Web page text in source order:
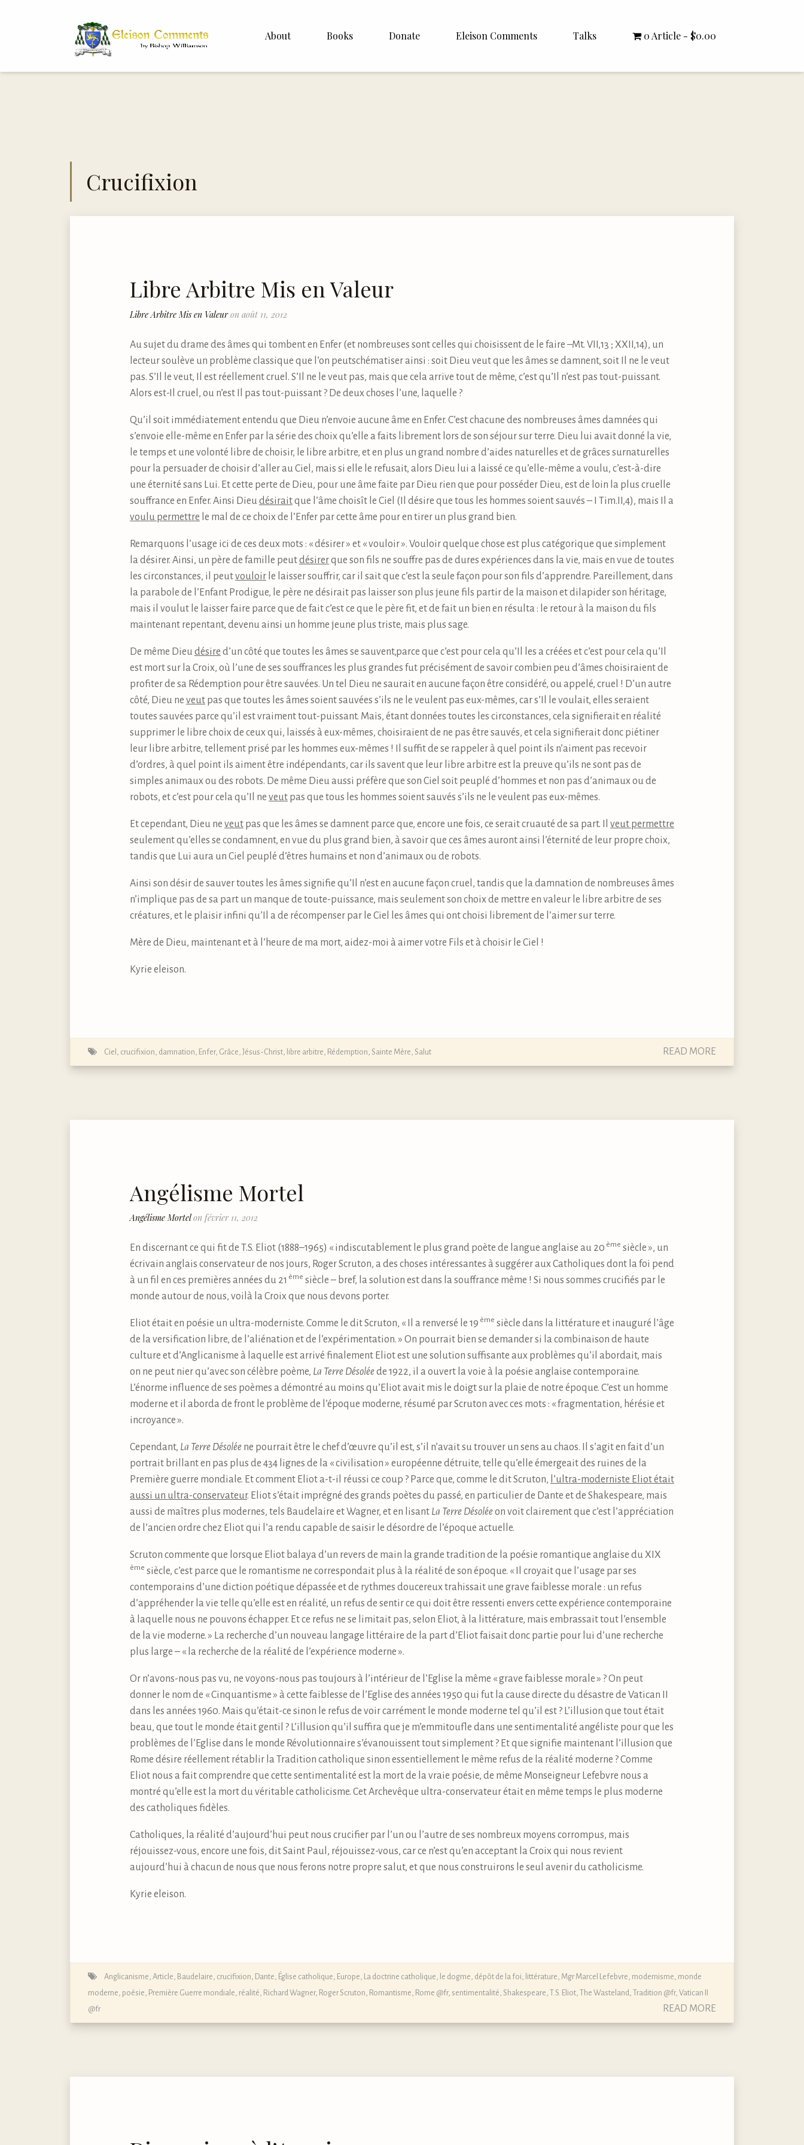
About Books Donate Eleison Comments
Italiano
Talks
Rector Letters
0 Article $0.00
Crucifixion
Libre Arbitre Mis en Valeur
Libre Arbitre Mis en Valeuron août 11, 2012
Au sujet du drame des âmes qui tombent en Enfer (et nombreuses sont celles qui choisissent de le faire –Mt. VII,13 ; XXII,14), un
lecteur soulève un problème classique que l’on peutschématiser ainsi : soit Dieu veut que les âmes se damnent, soit Il ne le veut
pas. S’Il le veut, Il est réellement cruel. S’Il ne le veut pas, mais que cela arrive tout de même, c’est qu’Il n’est pas tout-puissant.
Alors est-Il cruel, ou n’est Il pas tout-puissant ? De deux choses l’une, laquelle ?
Qu’il soit immédiatement entendu que Dieu n’envoie aucune âme en Enfer. C’est chacune des nombreuses âmes damnées qui
s’envoie elle-même en Enfer par la série des choix qu’elle a faits librement lors de son séjour sur terre. Dieu lui avait donné la vie,
le temps et une volonté libre de choisir, le libre arbitre, et en plus un grand nombre d’aides naturelles et de grâces surnaturelles
pour la persuader de choisir d’aller au Ciel, mais si elle le refusait, alors Dieu lui a laissé ce qu’elle-même a voulu, c’est-à-dire
une éternité sans Lui. Et cette perte de Dieu, pour une âme faite par Dieu rien que pour posséder Dieu, est de loin la plus cruelle
souffrance en Enfer. Ainsi Dieudésiraitque l’âme choisît le Ciel (Il désire que tous les hommes soient sauvés – I Tim.II,4), mais Il a
voulu permettre le mal de ce choix de l’Enfer par cette âme pour en tirer un plus grand bien.
Remarquons l’usage ici de ces deux mots : « désirer » et « vouloir ». Vouloir quelque chose est plus catégorique que simplement
la désirer. Ainsi, un père de famille peutdésirerque son fils ne souffre pas de dures expériences dans la vie, mais en vue de toutes
les circonstances, il peutvouloir le laisser souffrir, car il sait que c’est la seule façon pour son fils d’apprendre. Pareillement, dans
la parabole de l’Enfant Prodigue, le père ne désirait pas laisser son plus jeune fils partir de la maison et dilapider son héritage,
mais il voulut le laisser faire parce que de fait c’est ce que le père fit, et de fait un bien en résulta : le retour à la maison du fils
maintenant repentant, devenu ainsi un homme jeune plus triste, mais plus sage.
De même Dieudésire d’un côté que toutes les âmes se sauvent,parce que c’est pour cela qu’Il les a créées et c’est pour cela qu’Il
est mort sur la Croix, où l’une de ses souffrances les plus grandes fut précisément de savoir combien peu d’âmes choisiraient de
profiter de sa Rédemption pour être sauvées. Un tel Dieu ne saurait en aucune façon être considéré, ou appelé, cruel ! D’un autre
côté, Dieu ne veut pas que toutes les âmes soient sauvées s’ils ne le veulent pas eux-mêmes, car s’Il le voulait, elles seraient
toutes sauvées parce qu’il est vraiment tout-puissant. Mais, étant données toutes les circonstances, cela signifierait en réalité
supprimer le libre choix de ceux qui, laissés à eux-mêmes, choisiraient de ne pas être sauvés, et cela signifierait donc piétiner
leur libre arbitre, tellement prisé par les hommes eux-mêmes ! Il suffit de se rappeler à quel point ils n’aiment pas recevoir
d’ordres, à quel point ils aiment être indépendants, car ils savent que leur libre arbitre est la preuve qu’ils ne sont pas de
simples animaux ou des robots. De même Dieu aussi préfère que son Ciel soit peuplé d’hommes et non pas d’animaux ou de
robots, et c’est pour cela qu’Il ne veut pas que tous les hommes soient sauvés s’ils ne le veulent pas eux-mêmes.
Et cependant, Dieu ne veut pas que les âmes se damnent parce que, encore une fois, ce serait cruauté de sa part. Il veut permettre
seulement qu’elles se condamnent, en vue du plus grand bien, à savoir que ces âmes auront ainsi l’éternité de leur propre choix,
tandis que Lui aura un Ciel peuplé d’êtres humains et non d’animaux ou de robots.
Ainsi son désir de sauver toutes les âmes signifie qu’Il n’est en aucune façon cruel, tandis que la damnation de nombreuses âmes
n’implique pas de sa part un manque de toute-puissance, mais seulement son choix de mettre en valeur le libre arbitre de ses
créatures, et le plaisir infini qu’Il a de récompenser par le Ciel les âmes qui ont choisi librement de l’aimer sur terre.
Mère de Dieu, maintenant et à l’heure de ma mort, aidez-moi à aimer votre Fils et à choisir le Ciel !
Kyrie eleison.
Ciel crucifixion damnation Enfer, Grâce Jésus-Christ libre arbitre Rédemption Sainte Mère Salut READ MORE
Angélisme Mortel
Angélisme Mortelon février 11, 2012
En discernant ce qui fit de T.S. Eliot (1888–1965) « indiscutablement le plus grand poète de langue anglaise au 20 ème siècle », un
écrivain anglais conservateur de nos jours, Roger Scruton, a des choses intéressantes à suggérer aux Catholiques dont la foi pend
à un fil en ces premières années du 21 ème siècle – bref, la solution est dans la souffrance même ! Si nous sommes crucifiés par le
monde autour de nous, voilà la Croix que nous devons porter.
Eliot était en poésie un ultra-moderniste. Comme le dit Scruton, « Il a renversé le 19 ème siècle dans la littérature et inauguré l’âge
de la versification libre, de l’aliénation et de l’expérimentation. » On pourrait bien se demander si la combinaison de haute
culture et d’Anglicanisme à laquelle est arrivé finalement Eliot est une solution suffisante aux problèmes qu’il abordait, mais
on ne peut nier qu’avec son célèbre poème, La Terre Désoléede 1922, il a ouvert la voie à la poésie anglaise contemporaine.
L’énorme influence de ses poèmes a démontré au moins qu’Eliot avait mis le doigt sur la plaie de notre époque. C’est un homme
moderne et il aborda de front le problème de l’époque moderne, résumé par Scruton avec ces mots : « fragmentation, hérésie et
incroyance ».
Cependant, La Terre Désolée ne pourrait être le chef d’œuvre qu’il est, s’il n’avait su trouver un sens au chaos. Il s’agit en fait d’un
portrait brillant en pas plus de 434 lignes de la « civilisation » européenne détruite, telle qu’elle émergeait des ruines de la
Première guerre mondiale. Et comment Eliot a-t-il réussi ce coup ? Parce que, comme le dit Scruton, l’ultra-moderniste Eliot était
aussi un ultra-conservateur. Eliot s’était imprégné des grands poètes du passé, en particulier de Dante et de Shakespeare, mais
aussi de maîtres plus modernes, tels Baudelaire et Wagner, et en lisant La Terre Désoléeon voit clairement que c’est l’appréciation
de l’ancien ordre chez Eliot qui l’a rendu capable de saisir le désordre de l’époque actuelle.
Scruton commente que lorsque Eliot balaya d’un revers de main la grande tradition de la poésie romantique anglaise du XIX
ème siècle, c’est parce que le romantisme ne correspondait plus à la réalité de son époque. « Il croyait que l’usage par ses
contemporains d’une diction poétique dépassée et de rythmes doucereux trahissait une grave faiblesse morale : un refus
d’appréhender la vie telle qu’elle est en réalité, un refus de sentir ce qui doit être ressenti envers cette expérience contemporaine
à laquelle nous ne pouvons échapper. Et ce refus ne se limitait pas, selon Eliot, à la littérature, mais embrassait tout l’ensemble
de la vie moderne. » La recherche d’un nouveau langage littéraire de la part d’Eliot faisait donc partie pour lui d’une recherche
plus large – « la recherche de la réalité de l’expérience moderne ».
Or n’avons-nous pas vu, ne voyons-nous pas toujours à l’intérieur de l’Eglise la même « grave faiblesse morale » ? On peut
donner le nom de « Cinquantisme » à cette faiblesse de l’Eglise des années 1950 qui fut la cause directe du désastre de Vatican II
dans les années 1960. Mais qu’était-ce sinon le refus de voir carrément le monde moderne tel qu’il est ? L’illusion que tout était
beau, que tout le monde était gentil ? L’illusion qu’il suffira que je m’emmitoufle dans une sentimentalité angéliste pour que les
problèmes de l’Eglise dans le monde Révolutionnaire s’évanouissent tout simplement ? Et que signifie maintenant l’illusion que
Rome désire réellement rétablir la Tradition catholique sinon essentiellement le même refus de la réalité moderne ? Comme
Eliot nous a fait comprendre que cette sentimentalité est la mort de la vraie poésie, de même Monseigneur Lefebvre nous a
montré qu’elle est la mort du véritable catholicisme. Cet Archevêque ultra-conservateur était en même temps le plus moderne
des catholiques fidèles.
Catholiques, la réalité d’aujourd’hui peut nous crucifier par l’un ou l’autre de ses nombreux moyens corrompus, mais
réjouissez-vous, encore une fois, dit Saint Paul, réjouissez-vous, car ce n’est qu’en acceptant la Croix qui nous revient
aujourd’hui à chacun de nous que nous ferons notre propre salut, et que nous construirons le seul avenir du catholicisme.
Kyrie eleison.
Anglicanisme, Article, Baudelaire, crucifixion, Dante, Église catholique, Europe, La doctrine catholique, le dogme, dépôt de la foi, littérature, Mgr Marcel Lefebvre, modernisme, monde
moderne, poésie, Première Guerre mondiale, réalité, Richard Wagner, Roger Scruton, Romantisme, Rome @fr, sentimentalité, Shakespeare, T.S. Eliot, The Wasteland, Tradition @fr, Vatican II
@fr
READ MORE